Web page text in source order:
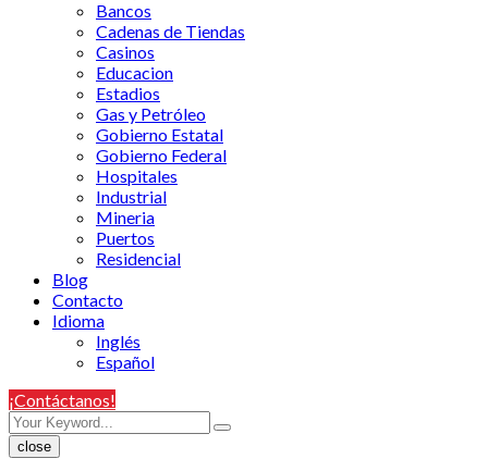
Bancos
Cadenas de Tiendas
Casinos
Educacion
Estadios
Gas y Petróleo
Gobierno Estatal
Gobierno Federal
Hospitales
Industrial
Mineria
Puertos
Residencial
Blog
Contacto
Idioma
Inglés
Español
¡Contáctanos!
close